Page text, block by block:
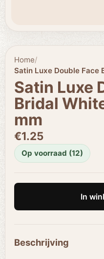
Home/
Satin Luxe Double Face
Satin Luxe
Bridal
mm
€1.25
Op voorraad (12)
In
Beschrijving